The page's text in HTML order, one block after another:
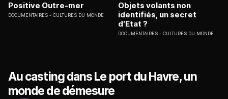
Positive Outre-mer
DOCUMENTAIRES CULTURES DU MONDE
Objets volants non
identifiés, un secret
d'Etat ?
DOCUMENTAIRES CULTURES DU MONDE
Au casting dans Le port du Havre, un
monde de démesure